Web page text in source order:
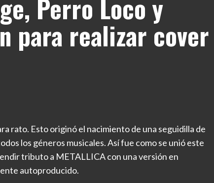
Perro Loco y
para realizar cover
rato. Esto originó el nacimiento de una seguidilla de
los géneros musicales. Así fue como se unió este
tributo a METALLICA con una versión en
autoproducido.